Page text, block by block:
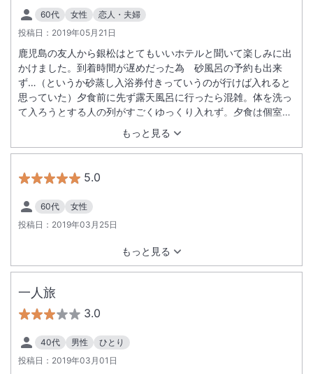
60代 女性
恋人・夫婦
投稿日： 2019年05月21日
もっと見る
鹿児島の友人から銀松はとてもいいホテルと聞いて楽しみに出
かけました。到着時間が遅めだった為 砂風呂の予約も出来
ず…（というか砂蒸し入浴券付きっていうのが行けば入れると
思っていた）夕食前に先ず露天風呂に行ったら混雑。体を洗っ
て入ろうとする人の列がすごくゆっくり入れず。夕食は個室で
良かったのですが料理の出てくるタイミングが悪い。部屋のト
イレに履物に履き替えて入るのは便利が悪い。７時前に砂風呂
の予約に並びに行ったらもう凄い人。朝食を主人と交代でとる
ため予約時間を気良く変更して頂けたのはありがたかった。
5.0
60代
女性
投稿日： 2019年03月25日
もっと見る
一人旅
3.0
40代 男性
ひとり
投稿日： 2019年03月01日